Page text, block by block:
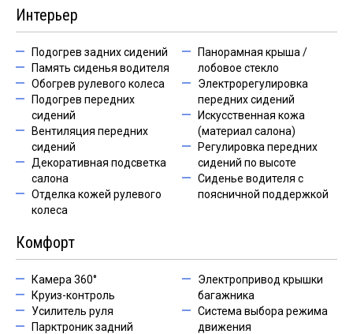
Интерьер
Подогрев задних сидений
Память сиденья водителя
Обогрев рулевого колеса
Подогрев передних
сидений
Вентиляция передних
сидений
Декоративная подсветка
салона
Отделка кожей рулевого
колеса
Панорамная крыша /
лобовое стекло
Электрорегулировка
передних сидений
Искусственная кожа
(материал салона)
Регулировка передних
сидений по высоте
Сиденье водителя с
поясничной поддержкой
Комфорт
Камера 360°
Круиз-контроль
Усилитель руля
Парктроник задний
Электропривод крышки
багажника
Система выбора режима
движения